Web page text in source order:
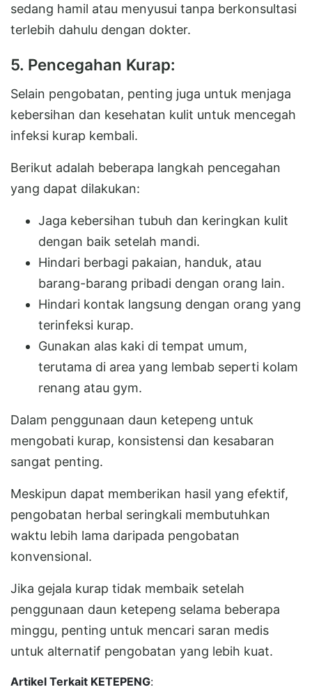
sedang hamil atau menyusui tanpa berkonsultasi
terlebih dahulu dengan dokter.
5. Pencegahan Kurap:
Selain pengobatan, penting juga untuk menjaga
kebersihan dan kesehatan kulit untuk mencegah
infeksi kurap kembali.
Berikut adalah beberapa langkah pencegahan
yang dapat dilakukan:
Jaga kebersihan tubuh dan keringkan kulit
dengan baik setelah mandi.
Hindari berbagi pakaian, handuk, atau
barang-barang pribadi dengan orang lain.
Hindari kontak langsung dengan orang yang
terinfeksi kurap.
Gunakan alas kaki di tempat umum,
terutama di area yang lembab seperti kolam
renang atau gym.
Dalam penggunaan daun ketepeng untuk
mengobati kurap, konsistensi dan kesabaran
sangat penting.
Meskipun dapat memberikan hasil yang efektif,
pengobatan herbal seringkali membutuhkan
waktu lebih lama daripada pengobatan
konvensional.
Jika gejala kurap tidak membaik setelah
penggunaan daun ketepeng selama beberapa
minggu, penting untuk mencari saran medis
untuk alternatif pengobatan yang lebih kuat.
Artikel Terkait KETEPENG: